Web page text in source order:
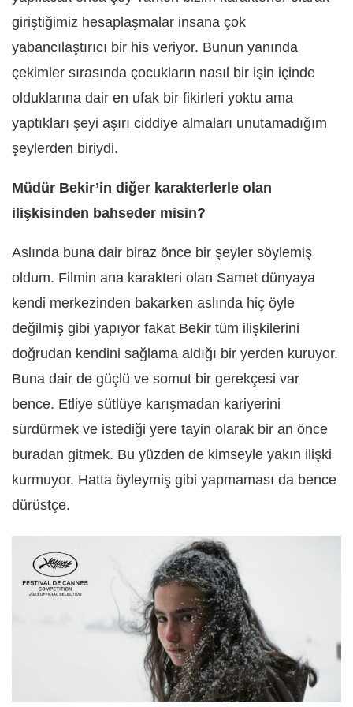
giriştiğimiz hesaplaşmalar insana çok
yabancılaştırıcı bir his veriyor. Bunun yanında
çekimler sırasında çocukların nasıl bir işin içinde
olduklarına dair en ufak bir fikirleri yoktu ama
yaptıkları şeyi aşırı ciddiye almaları unutamadığım
şeylerden biriydi.
Müdür Bekir’in diğer karakterlerle olan
ilişkisinden bahseder misin?
Aslında buna dair biraz önce bir şeyler söylemiş
oldum. Filmin ana karakteri olan Samet dünyaya
kendi merkezinden bakarken aslında hiç öyle
değilmiş gibi yapıyor fakat Bekir tüm ilişkilerini
doğrudan kendini sağlama aldığı bir yerden kuruyor.
Buna dair de güçlü ve somut bir gerekçesi var
bence. Etliye sütlüye karışmadan kariyerini
sürdürmek ve istediği yere tayin olarak bir an önce
buradan gitmek. Bu yüzden de kimseyle yakın ilişki
kurmuyor. Hatta öyleymiş gibi yapmaması da bence
dürüstçe.